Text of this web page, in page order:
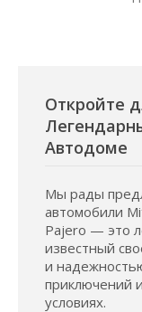
Откройте
Автодоме
Мы рады
автомобили
Pajero — это
известный
и
приключений
условиях.